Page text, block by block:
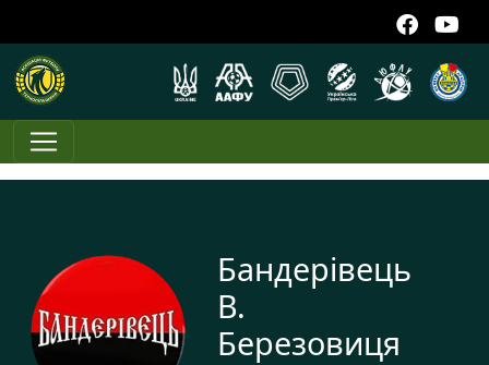
Бандерівець
В.
Березовиця